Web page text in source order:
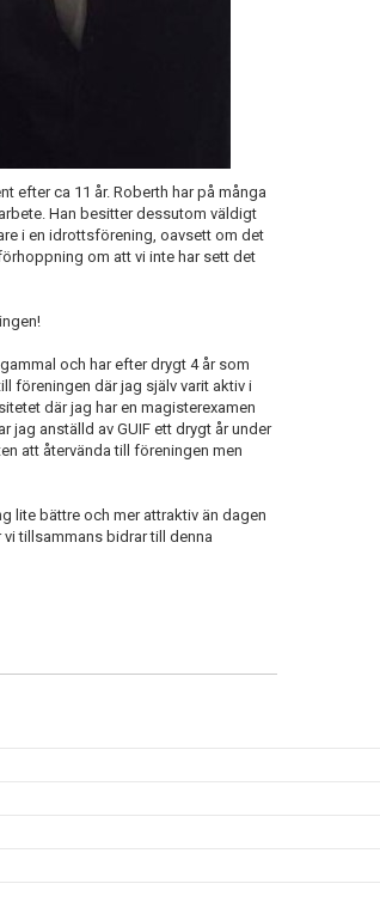
efter ca 11 år. Roberth har på många
Han besitter dessutom väldigt
i en idrottsförening, oavsett om det
om att vi inte har sett det
och har efter drygt 4 år som
föreningen där jag själv varit aktiv i
där jag har en magisterexamen
anställd av GUIF ett drygt år under
att återvända till föreningen men
lite bättre och mer attraktiv än dagen
tillsammans bidrar till denna